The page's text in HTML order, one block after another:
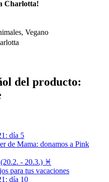
Charlotta!
Vegano
del producto:
día 5
de Mama: donamos a Pink
- 20.3.) ♓
para tus vacaciones
día 10